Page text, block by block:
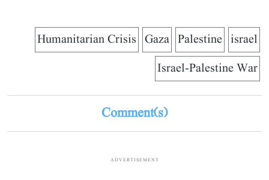
israel
Palestine
Gaza
Humanitarian Crisis
Israel-Palestine War
Comment(s)
ADVERTISEMENT